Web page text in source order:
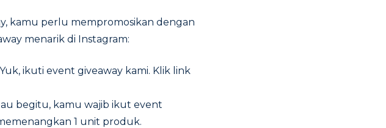
kamu perlu mempromosikan dengan
menarik di Instagram:
ikuti event giveaway kami. Klik link
begitu, kamu wajib ikut event
1 unit produk.